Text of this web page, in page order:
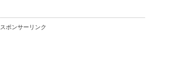
スポンサーリンク